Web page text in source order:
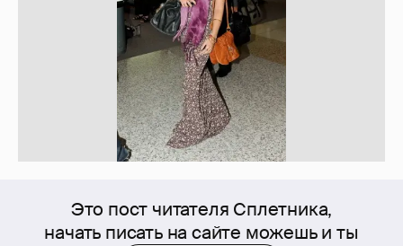
Это пост читателя Сплетника,
начать писать на сайте можешь и ты